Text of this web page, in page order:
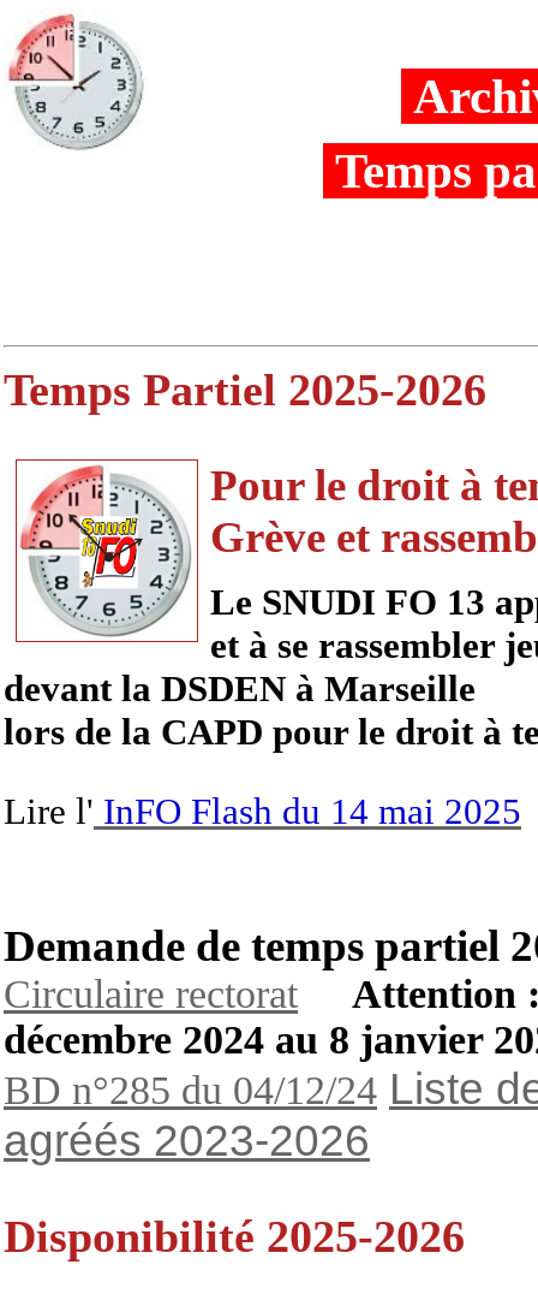
Temps
Temps Partiel 2025-2026
Pour le droit à
Grève et
Le SNUDI FO 13
et à se rassembler
devant la DSDEN à Marseille
lors de la CAPD pour le droit à
Lire l' InFO Flash du 14 mai 2025
Demande de temps partiel
Circulaire rectorat
Attention :
décembre 2024 au 8 janvier
BD n°285 du 04/12/24 Liste
agréés 2023-2026
Disponibilité 2025-2026